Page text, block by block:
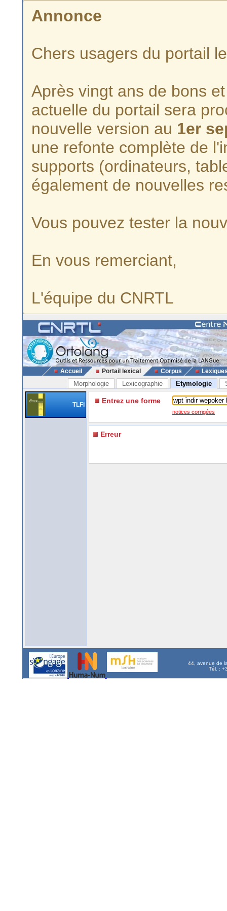
Annonce
Chers usagers du portail
Après vingt ans de bons
actuelle du portail sera
nouvelle version au 1er
une refonte complète de
supports (ordinateurs,
également de nouvelles
Vous pouvez tester la
En vous remerciant,
L'équipe du CNRTL
Accueil Portail lexical Corpus
Morphologie Lexicographie Etymologie
TLFi Entrez une forme
notices corrigées
Erreur
44, avenue de
Tél. :